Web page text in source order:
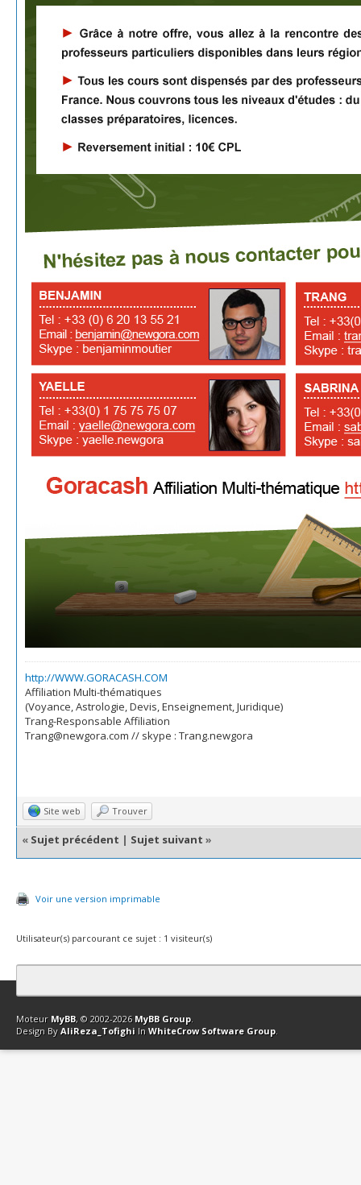
http://WWW.GORACASH.COM
Affiliation Multi-thématiques
(Voyance, Astrologie, Devis, Enseignement, Juridique)
Trang-Responsable Affiliation
Trang@newgora.com // skype : Trang.newgora
Site web Trouver
« Sujet précédent | Sujet suivant »
Voir une version imprimable
Utilisateur(s) parcourant ce sujet : 1 visiteur(s)
Contact Club Affiliation Retourner en haut Version bas-débit
Moteur MyBB, © 2002-2026 MyBB Group.
Design By AliReza_Tofighi In WhiteCrow Software Group.